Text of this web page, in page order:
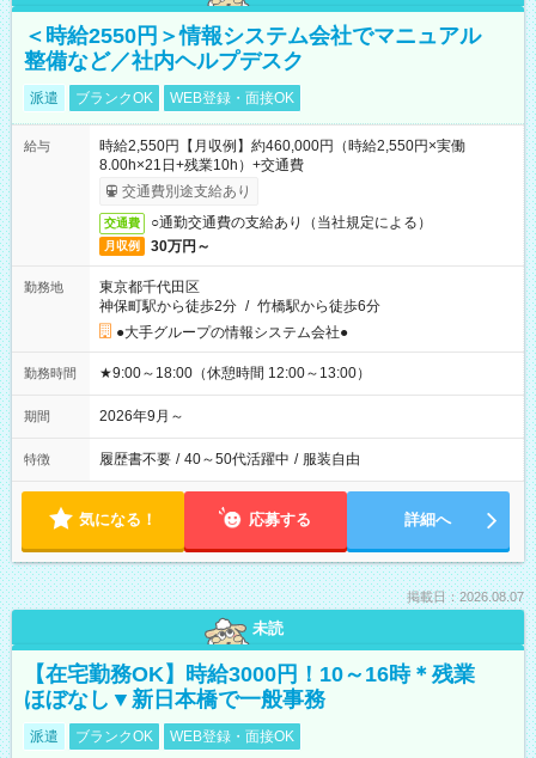
＜時給2550円＞情報システム会社でマニュアル
整備など／社内ヘルプデスク
派遣 ブランクOK WEB登録・面接OK
給与
時給2,550円【月収例】約460,000円（時給2,550円×実働
8.00h×21日+残業10h）+交通費
交通費別途支給あり
交通費 ○通勤交通費の支給あり（当社規定による）
月収例 30万円～
勤務地
東京都千代田区
神保町駅から徒歩2分 / 竹橋駅から徒歩6分
●大手グループの情報システム会社●
勤務時間 ★9:00～18:00（休憩時間 12:00～13:00）
期間 2026年9月～
特徴 履歴書不要 / 40～50代活躍中 / 服装自由
気になる！ 応募する 詳細へ
掲載日：2026.08.07
未読
【在宅勤務OK】時給3000円！10～16時＊残業
ほぼなし▼新日本橋で一般事務
派遣 ブランクOK WEB登録・面接OK